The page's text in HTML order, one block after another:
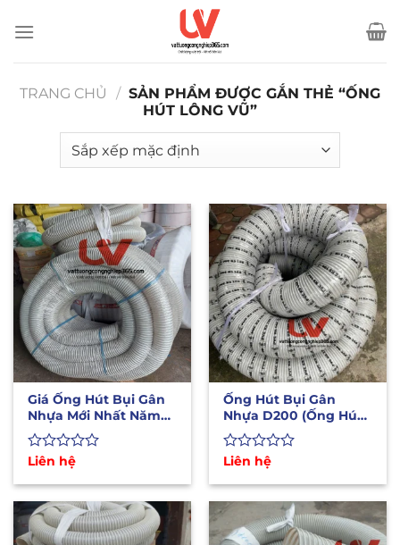
qua
TRANG CHỦ
/ SẢN PHẨM ĐƯỢC GẮN THẺ “ỐNG
HÚT LÔNG VŨ”
Giá Ống Hút Bụi Gân
Nhựa Mới Nhất Năm
2025 – Công Ty Uy Vũ
Được
hạng
0
5
sao
Liên hệ
Ống Hút Bụi Gân
Nhựa D200 (Ống Hút
Mùn Cưa Hút Trấu,
Mùi Sơn)
Được
hạng
0
5
sao
Liên hệ